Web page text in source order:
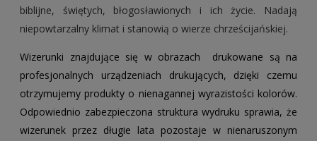
biblijne, świętych, błogosławionych i ich życie. Nadają
niepowtarzalny klimat i stanowią o wierze chrześcijańskiej.
Wizerunki znajdujące się w obrazach drukowane są na
profesjonalnych urządzeniach drukujących, dzięki czemu
otrzymujemy produkty o nienagannej wyrazistości kolorów.
Odpowiednio zabezpieczona struktura wydruku sprawia, że
wizerunek przez długie lata pozostaje w nienaruszonym